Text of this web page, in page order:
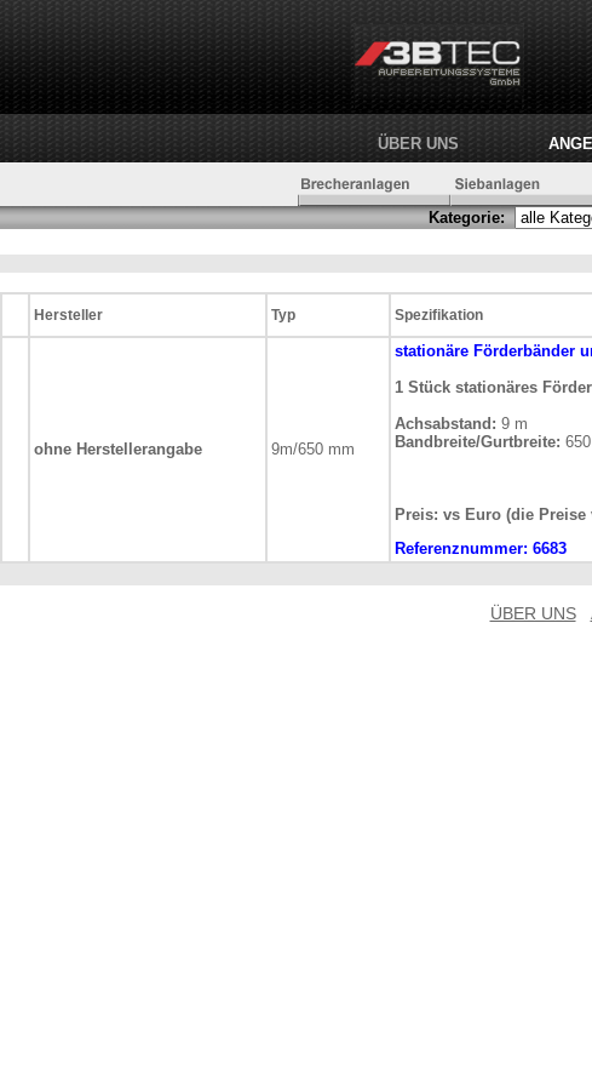
ÜBER UNS
Kategorie:
Hersteller Typ Spezifikation
ohne Herstellerangabe 9m/650 mm
stationäre Förderbänder
1 Stück stationäres
Achsabstand: 9 m
Bandbreite/Gurtbreite:
Preis: vs Euro (die
Referenznummer: 6683
ÜBER UNS